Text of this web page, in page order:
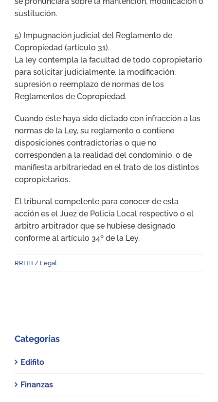
sustitución.
5) Impugnación judicial del Reglamento de
Copropiedad (artículo 31).
La ley contempla la facultad de todo copropietario
para solicitar judicialmente, la modificación,
supresión o reemplazo de normas de los
Reglamentos de Copropiedad.
Cuando éste haya sido dictado con infracción a las
normas de la Ley, su reglamento o contiene
disposiciones contradictorias o que no
corresponden a la realidad del condominio, o de
manifiesta arbitrariedad en el trato de los distintos
copropietarios.
El tribunal competente para conocer de esta
acción es el Juez de Policía Local respectivo o el
árbitro arbitrador que se hubiese designado
conforme al artículo 34º de la Ley.
RRHH / Legal
Categorías
Edifito
Finanzas